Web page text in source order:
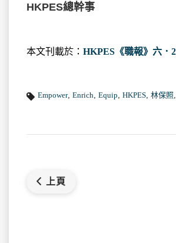
HKPES總幹事
本文刊載於： HKPES《職報》六．
Empower, Enrich Equip HKPES 林保照
上頁